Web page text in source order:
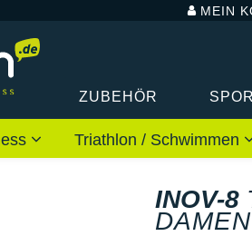
MEIN
ZUBEHÖR
Triathlon / Schwimmen
INOV-8
DAMEN